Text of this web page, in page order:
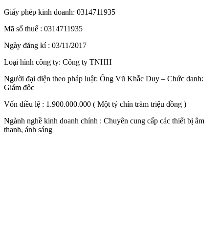
Giấy phép kinh doanh: 0314711935
Mã số thuế : 0314711935
Ngày đăng kí : 03/11/2017
Loại hình công ty: Công ty TNHH
Người đại diện theo pháp luật: Ông Vũ Khắc Duy – Chức danh:
Giám đốc
Vốn điều lệ : 1.900.000.000 ( Một tỷ chín trăm triệu đồng )
Ngành nghề kinh doanh chính : Chuyên cung cấp các thiết bị âm
thanh, ánh sáng